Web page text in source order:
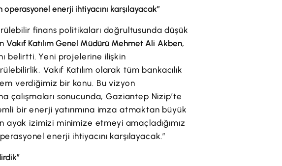
enerji ihtiyacını karşılayacak”
finans politikaları doğrultusunda düşük
Vakıf Katılım Genel Müdürü Mehmet Ali Akben,
belirtti. Yeni projelerine ilişkin
Vakıf Katılım olarak tüm bankacılık
verdiğimiz bir konu. Bu vizyon
sonucunda, Gaziantep Nizip’te
bir enerji yatırımına imza atmaktan büyük
izimizi minimize etmeyi amaçladığımız
enerji ihtiyacını karşılayacak.”